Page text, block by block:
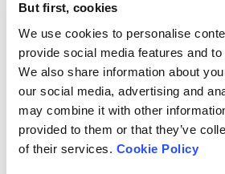
But first, cookies
We use cookies to personalise
provide social media features and
We also share information about
our social media, advertising and
may combine it with other
provided to them or that they’ve
of their services. Cookie Policy
Recommended articles
バッテリー業界のイノベーショ
ケーションノート集
バッテリー材料の解析や最適化の過程で、
ていませんか？ 材料特性がバッテリー性能に与える影響を正確に把握
したい 測定精度を向上させ、より安定した
技術を活用して、製品開発や品質管理を最適化したい こ
決に役立つのが、7本のバッテリー関連アプ
ガス置換法による固形分の簡便